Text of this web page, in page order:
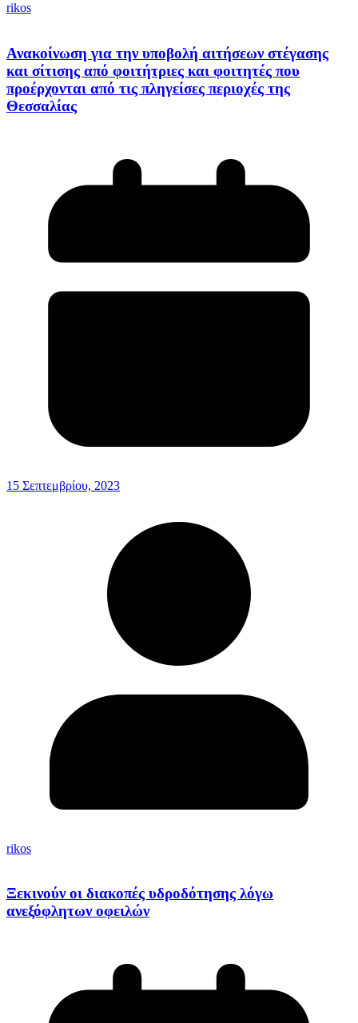
rikos
Ανακοίνωση για την υποβολή αιτήσεων στέγασης
και σίτισης από φοιτήτριες και φοιτητές που
προέρχονται από τις πληγείσες περιοχές της
Θεσσαλίας
15 Σεπτεμβρίου, 2023
rikos
Ξεκινούν οι διακοπές υδροδότησης λόγω
ανεξόφλητων οφειλών